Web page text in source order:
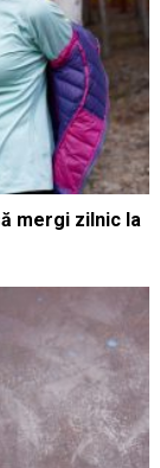
mergi zilnic la